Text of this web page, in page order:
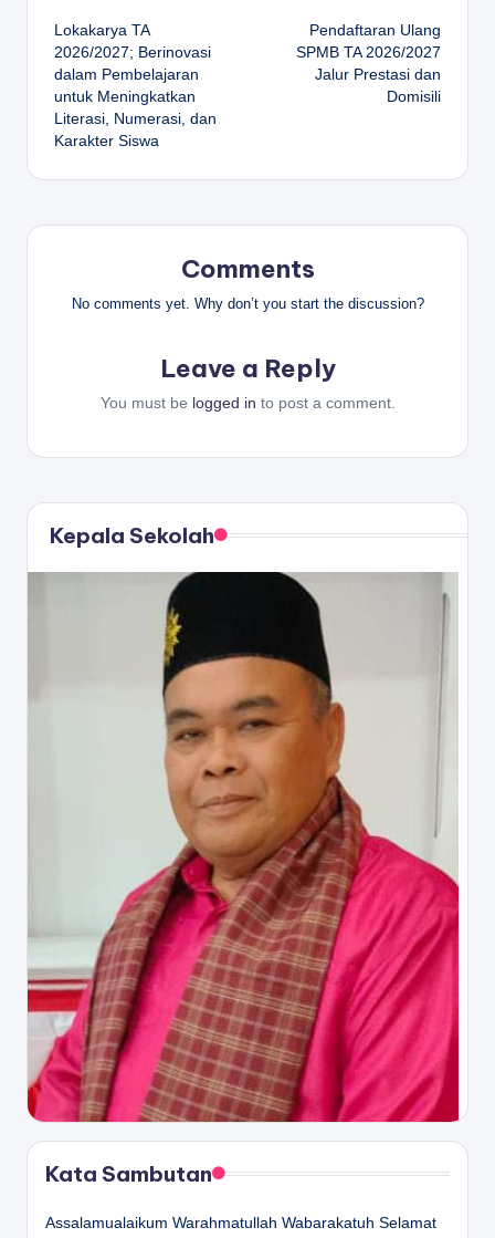
navigation
Lokakarya TA
2026/2027; Berinovasi
dalam Pembelajaran
untuk Meningkatkan
Literasi, Numerasi, dan
Karakter Siswa
Pendaftaran Ulang
SPMB TA 2026/2027
Jalur Prestasi dan
Domisili
Comments
No comments yet. Why don’t you start the discussion?
Leave a Reply
You must be logged in to post a comment.
Kepala Sekolah
Kata Sambutan
Assalamualaikum Warahmatullah Wabarakatuh Selamat